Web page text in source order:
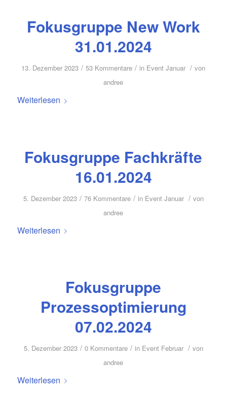
Fokusgruppe New Work
31.01.2024
13. Dezember 2023 / 53 Kommentare / in Event Januar / von
andree
Weiterlesen
Fokusgruppe Fachkräfte
16.01.2024
5. Dezember 2023 / 76 Kommentare / in Event Januar / von
andree
Weiterlesen
Fokusgruppe
Prozessoptimierung
07.02.2024
5. Dezember 2023 / 0 Kommentare / in Event Februar / von
andree
Weiterlesen